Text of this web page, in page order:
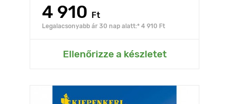
4 910 Ft
Legalacsonyabb ár 30 nap alatt:* 4 910 Ft
Ellenőrizze a készletet